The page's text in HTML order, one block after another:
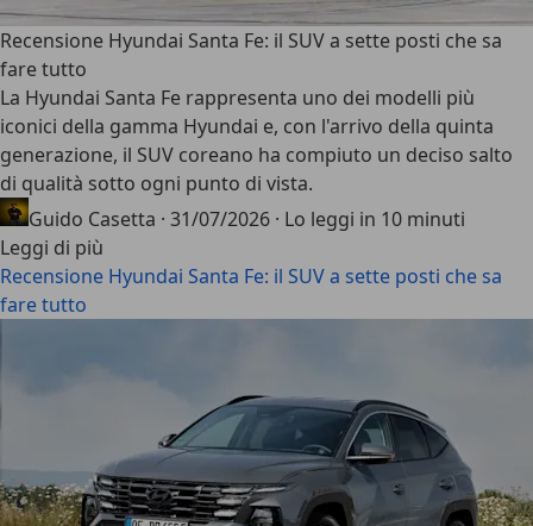
Recensione Hyundai Santa Fe: il SUV a sette posti che sa
fare tutto
La Hyundai Santa Fe rappresenta uno dei modelli più
iconici della gamma Hyundai e, con l'arrivo della quinta
generazione, il SUV coreano ha compiuto un deciso salto
di qualità sotto ogni punto di vista.
Guido Casetta · 31/07/2026 · Lo leggi in 10 minuti
Leggi di più
Recensione Hyundai Santa Fe: il SUV a sette posti che sa
fare tutto